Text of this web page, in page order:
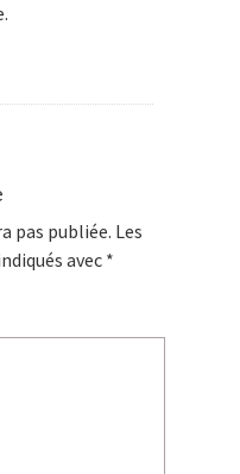
pas publiée. Les
avec *